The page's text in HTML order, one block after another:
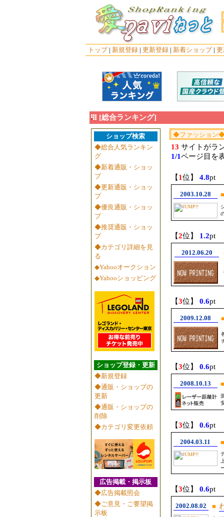
トップ| 新規登録 | 更新登録 | 新着ショップ|
[総合ランキング]
ショップ検索
◆総合人気ランキン
グ
◆新着通販・ショッ
プ
◆更新通販・ショッ
プ
◆優良通販・ショッ
プ
◆推奨通販・ショッ
プ
◆カテゴリ詳細を見
る
◆Yahooオークション
◆Yahooショッピング
ショップ登録・更新
◆新規登録
◆通販・ショップの
更新
◆通販・ショップの
削除
◆カテゴリ変更依頼
広告掲載・掲示板
◆広告掲載照会
◆ご意見・ご要望掲
示板
13 サイトがラ
1/1ページ目を
【 1位】 4.8pt
2003.10.28 ■
【2位】 1.2pt
2012.06.20
【3位】 0.6pt
2009.12.08
【3位】 0.6pt
2008.10.13 ■
【3位】 0.6pt
2004.03.11 ■
【3位】 0.6pt
2002.08.02 ■